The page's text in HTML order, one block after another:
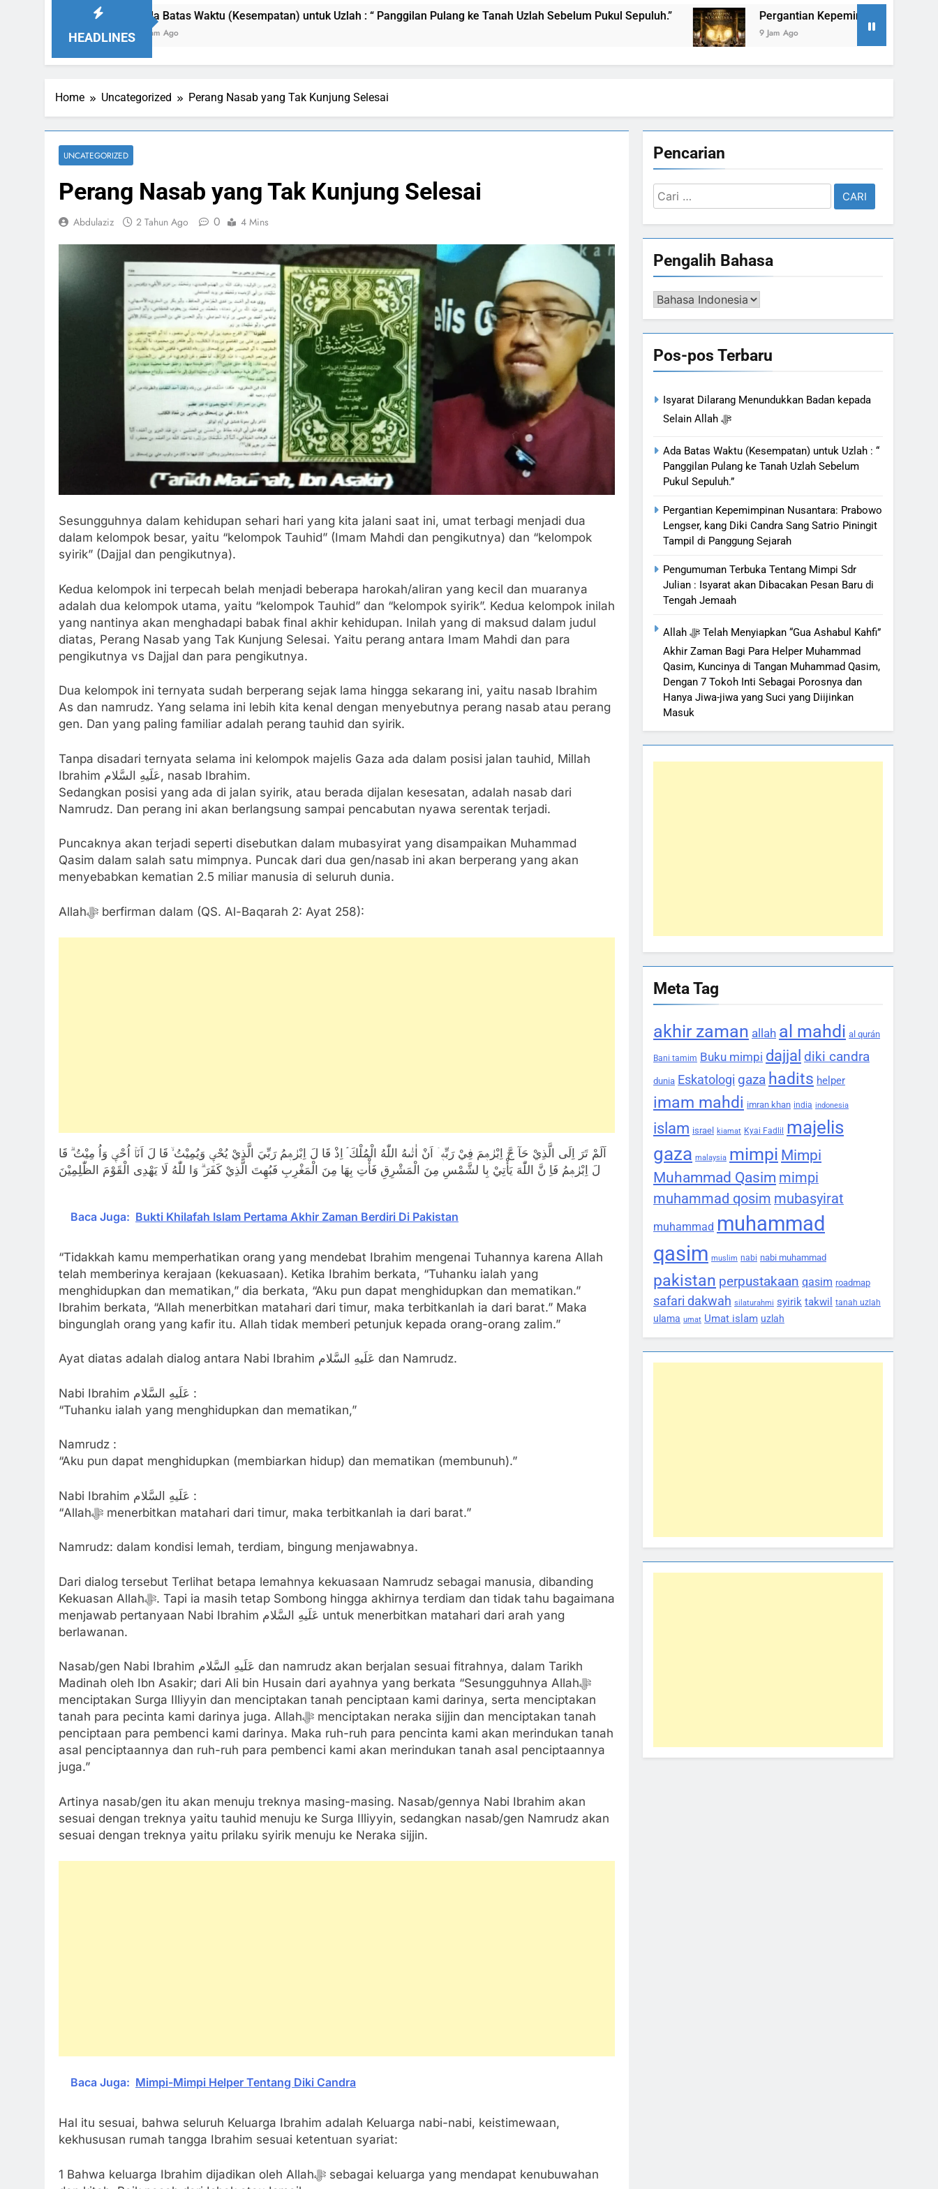
HEADLINES
Ada Batas Waktu (Kesempatan) untuk Uzlah : “ Panggilan Pulang ke Tanah Uzlah Sebelum Pukul Sepuluh.”
9 Jam Ago
Pergantian Kepemimpinan Nusantara: Prabowo
9 Jam Ago
Home Uncategorized Perang Nasab yang Tak Kunjung Selesai
UNCATEGORIZED
Perang Nasab yang Tak Kunjung Selesai
Abdulaziz 2 Tahun Ago 0 4 Mins
Sesungguhnya dalam kehidupan sehari hari yang kita jalani saat ini, umat terbagi menjadi dua
dalam kelompok besar, yaitu “kelompok Tauhid” (Imam Mahdi dan pengikutnya) dan “kelompok
syirik” (Dajjal dan pengikutnya).
Kedua kelompok ini terpecah belah menjadi beberapa harokah/aliran yang kecil dan muaranya
adalah dua kelompok utama, yaitu “kelompok Tauhid” dan “kelompok syirik”. Kedua kelompok inilah
yang nantinya akan menghadapi babak final akhir kehidupan. Inilah yang di maksud dalam judul
diatas, Perang Nasab yang Tak Kunjung Selesai. Yaitu perang antara Imam Mahdi dan para
pengikutnya vs Dajjal dan para pengikutnya.
Dua kelompok ini ternyata sudah berperang sejak lama hingga sekarang ini, yaitu nasab Ibrahim
As dan namrudz. Yang selama ini lebih kita kenal dengan menyebutnya perang nasab atau perang
gen. Dan yang paling familiar adalah perang tauhid dan syirik.
Tanpa disadari ternyata selama ini kelompok majelis Gaza ada dalam posisi jalan tauhid, Millah
Ibrahim عَلَیهِ‌ السَّلام, nasab Ibrahim.
Sedangkan posisi yang ada di jalan syirik, atau berada dijalan kesesatan, adalah nasab dari
Namrudz. Dan perang ini akan berlangsung sampai pencabutan nyawa serentak terjadi.
Puncaknya akan terjadi seperti disebutkan dalam mubasyirat yang disampaikan Muhammad
Qasim dalam salah satu mimpnya. Puncak dari dua gen/nasab ini akan berperang yang akan
menyebabkan kematian 2.5 miliar manusia di seluruh dunia.
Allahﷻ berfirman dalam (QS. Al-Baqarah 2: Ayat 258):
اَلَمْ تَرَ اِلَى الَّذِيْ حَآ جَّ اِبْرٰهٖمَ فِيْ رَبِّهٖۤ اَنْ اٰتٰٮهُ اللّٰهُ الْمُلْكَ ۘ اِذْ قَا لَ اِبْرٰهٖمُ رَبِّيَ الَّذِيْ يُحْيٖ وَيُمِيْتُ ۙ قَا لَ اَنَاۡ اُحْيٖ وَاُ مِيْتُ ۗ قَا
Baca Juga: Bukti Khilafah Islam Pertama Akhir Zaman Berdiri Di Pakistan
“Tidakkah kamu memperhatikan orang yang mendebat Ibrahim mengenai Tuhannya karena Allah
telah memberinya kerajaan (kekuasaan). Ketika Ibrahim berkata, “Tuhanku ialah yang
menghidupkan dan mematikan,” dia berkata, “Aku pun dapat menghidupkan dan mematikan.”
Ibrahim berkata, “Allah menerbitkan matahari dari timur, maka terbitkanlah ia dari barat.” Maka
bingunglah orang yang kafir itu. Allah tidak memberi petunjuk kepada orang-orang zalim.”
Ayat diatas adalah dialog antara Nabi Ibrahim عَلَیهِ‌ السَّلام dan Namrudz.
Nabi Ibrahim عَلَیهِ‌ السَّلام :
“Tuhanku ialah yang menghidupkan dan mematikan,”
Namrudz :
“Aku pun dapat menghidupkan (membiarkan hidup) dan mematikan (membunuh).”
Nabi Ibrahim عَلَیهِ‌ السَّلام :
“Allahﷻ menerbitkan matahari dari timur, maka terbitkanlah ia dari barat.”
Namrudz: dalam kondisi lemah, terdiam, bingung menjawabnya.
Dari dialog tersebut Terlihat betapa lemahnya kekuasaan Namrudz sebagai manusia, dibanding
Kekuasan Allahﷻ. Tapi ia masih tetap Sombong hingga akhirnya terdiam dan tidak tahu bagaimana
menjawab pertanyaan Nabi Ibrahim عَلَیهِ‌ السَّلام untuk menerbitkan matahari dari arah yang
berlawanan.
Nasab/gen Nabi Ibrahim عَلَیهِ‌ السَّلام dan namrudz akan berjalan sesuai fitrahnya, dalam Tarikh
Madinah oleh Ibn Asakir; dari Ali bin Husain dari ayahnya yang berkata “Sesungguhnya Allahﷻ
menciptakan Surga Illiyyin dan menciptakan tanah penciptaan kami darinya, serta menciptakan
tanah para pecinta kami darinya juga. Allahﷻ menciptakan neraka sijjin dan menciptakan tanah
penciptaan para pembenci kami darinya. Maka ruh-ruh para pencinta kami akan merindukan tanah
asal penciptaannya dan ruh-ruh para pembenci kami akan merindukan tanah asal penciptaannya
juga.”
Artinya nasab/gen itu akan menuju treknya masing-masing. Nasab/gennya Nabi Ibrahim akan
sesuai dengan treknya yaitu tauhid menuju ke Surga Illiyyin, sedangkan nasab/gen Namrudz akan
sesuai dengan treknya yaitu prilaku syirik menuju ke Neraka sijjin.
Baca Juga: Mimpi-Mimpi Helper Tentang Diki Candra
Hal itu sesuai, bahwa seluruh Keluarga Ibrahim adalah Keluarga nabi-nabi, keistimewaan,
kekhususan rumah tangga Ibrahim sesuai ketentuan syariat:
1 Bahwa keluarga Ibrahim dijadikan oleh Allahﷻ sebagai keluarga yang mendapat kenubuwahan
Pencarian
Cari
untuk:
Pengalih Bahasa
Pengalih
Pos-pos Terbaru
Isyarat Dilarang Menundukkan Badan kepada
Selain Allah ﷻ
Ada Batas Waktu (Kesempatan) untuk Uzlah : “
Panggilan Pulang ke Tanah Uzlah Sebelum
Pukul Sepuluh.”
Pergantian Kepemimpinan Nusantara: Prabowo
Lengser, kang Diki Candra Sang Satrio Piningit
Tampil di Panggung Sejarah
Pengumuman Terbuka Tentang Mimpi Sdr
Julian : Isyarat akan Dibacakan Pesan Baru di
Tengah Jemaah
Allah ﷻ Telah Menyiapkan “Gua Ashabul Kahfi”
Akhir Zaman Bagi Para Helper Muhammad
Qasim, Kuncinya di Tangan Muhammad Qasim,
Dengan 7 Tokoh Inti Sebagai Porosnya dan
Hanya Jiwa-jiwa yang Suci yang Diijinkan
Masuk
Meta Tag
akhir zaman allah al mahdi al qurán
Bani tamim Buku mimpi dajjal diki candra
dunia Eskatologi gaza hadits helper
imam mahdi imran khan india indonesia
islam israel kiamat Kyai Fadlil
majelis
gaza malaysia mimpi Mimpi
Muhammad Qasim mimpi
muhammad qosim mubasyirat
muhammad muhammad
qasim muslim nabi nabi muhammad
pakistan perpustakaan qasim roadmap
safari dakwah silaturahmi syirik takwil tanah uzlah
ulama umat Umat islam uzlah